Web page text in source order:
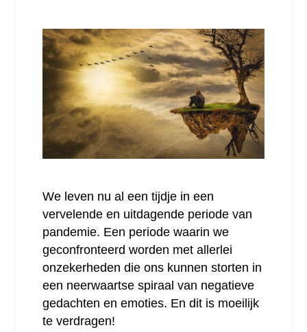
We leven nu al een tijdje in een
vervelende en uitdagende periode van
pandemie. Een periode waarin we
geconfronteerd worden met allerlei
onzekerheden die ons kunnen storten in
een neerwaartse spiraal van negatieve
gedachten en emoties. En dit is moeilijk
te verdragen!